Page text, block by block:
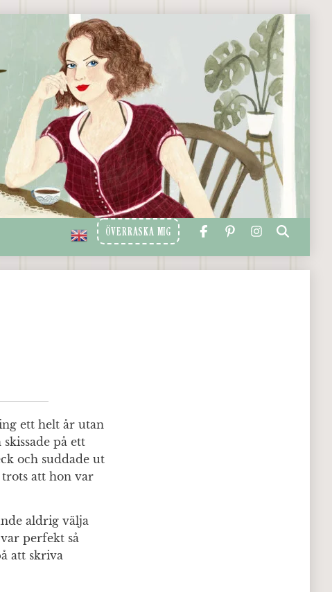
ÖVERRASKA MIG
ett helt år utan
på ett
och suddade ut
att hon var
aldrig välja
perfekt så
att skriva